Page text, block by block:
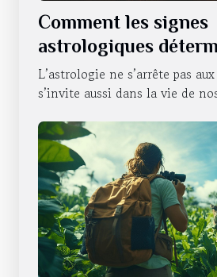
Comment les signes
astrologiques
caractère de nos
domestiques
L’astrologie ne s’arrête pas
s’invite aussi dans la vie de